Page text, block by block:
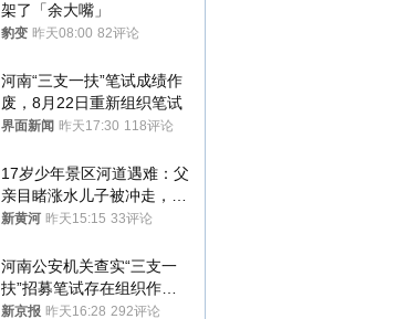
架了「余大嘴」
豹变 昨天08:00 82评论
河南“三支一扶”笔试成绩作
废，8月22日重新组织笔试
界面新闻 昨天17:30 118评论
17岁少年景区河道遇难：父
亲目睹涨水儿子被冲走，当
地排除上游泄洪，家属盼厘
新黄河 昨天15:15 33评论
河南公安机关查实“三支一
扶”招募笔试存在组织作弊
犯罪行为
新京报 昨天16:28 292评论